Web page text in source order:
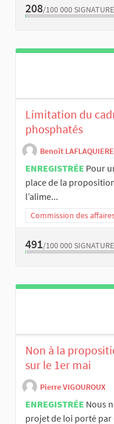
208/100 000
Limitation du
phosphatés
Benoît LAFLAQUIERE
ENREGISTRÉE Pour
place de la
l’alime...
Commission des
491/100 000
Non à la
sur le 1er mai
Pierre VIGOUROUX
ENREGISTRÉE Nous
projet de loi porté par